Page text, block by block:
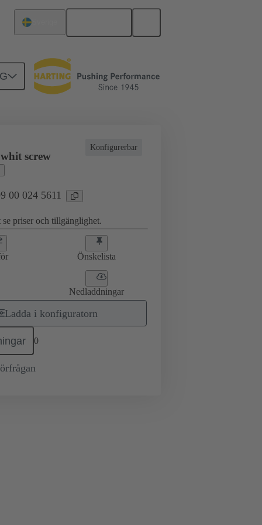
Konfigurerbar
screw
00 024 5611
priser och tillgänglighet.
Önskelista
Nedladdningar
Ladda i konfiguratorn
0